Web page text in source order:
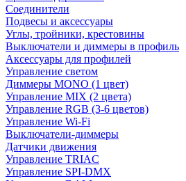
Соединители
Подвесы и аксессуары
Углы, тройники, крестовины
Выключатели и диммеры в профиль
Аксессуары для профилей
Управление светом
Диммеры MONO (1 цвет)
Управление MIX (2 цвета)
Управление RGB (3-6 цветов)
Управление Wi-Fi
Выключатели-диммеры
Датчики движения
Управление TRIAC
Управление SPI-DMX